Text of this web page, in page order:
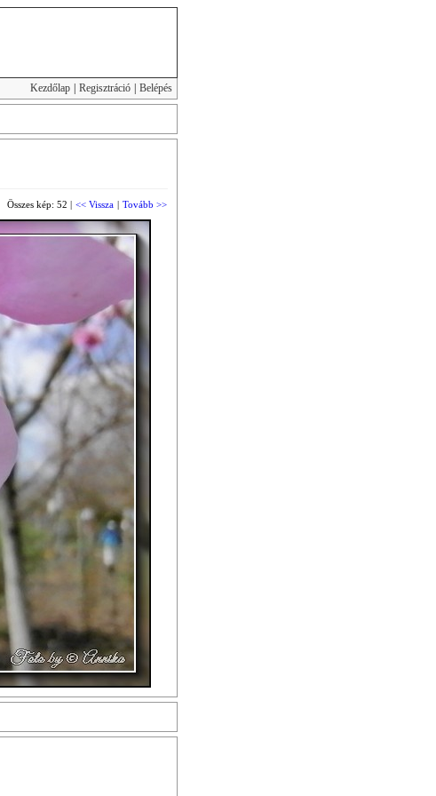
Kezdőlap Regisztráció Belépés
Összes kép: 52 | << Vissza | Tovább >>